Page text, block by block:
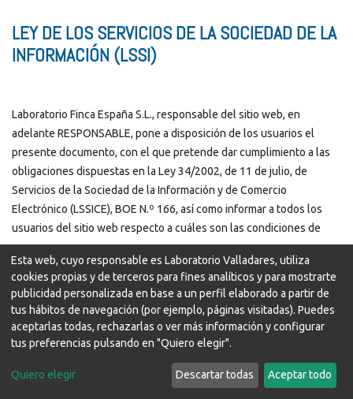
LEY DE LOS SERVICIOS DE LA SOCIEDAD DE LA
INFORMACIÓN (LSSI)
Laboratorio Finca España S.L., responsable del sitio web, en
adelante RESPONSABLE, pone a disposición de los usuarios el
presente documento, con el que pretende dar cumplimiento a las
obligaciones dispuestas en la Ley 34/2002, de 11 de julio, de
Servicios de la Sociedad de la Información y de Comercio
Electrónico (LSSICE), BOE N.º 166, así como informar a todos los
usuarios del sitio web respecto a cuáles son las condiciones de
uso.
Toda persona que acceda a este sitio web asume el papel de
usuario, comprometiéndose a la observancia y cumplimiento
riguroso de las disposiciones aquí dispuestas, así como a cualquier
otra disposición legal que fuera de aplicación.
Laboratorio Finca España S.L. se reserva el derecho de modificar
cualquier tipo de información que pudiera aparecer en el sitio web,
Esta web, cuyo responsable es Laboratorio Valladares, utiliza
cookies propias y de terceros para fines analíticos y para mostrarte
publicidad personalizada en base a un perfil elaborado a partir de
tus hábitos de navegación (por ejemplo, páginas visitadas). Puedes
aceptarlas todas, rechazarlas o ver más información y configurar
tus preferencias pulsando en "Quiero elegir".
Quiero elegir Descartar todas Aceptar todo